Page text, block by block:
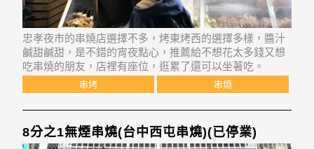
忠孝夜市的串燒店選擇不多，烤東烤西的選擇多樣，醬汁
鹹甜鹹甜，是不錯的宵夜點心，推薦給不想花太多錢又想
吃串燒的朋友，店裡有座位，逛累了還可以坐著吃。
串烤 串燒
8分之1無煙串燒(台中西屯串燒)(已停業)